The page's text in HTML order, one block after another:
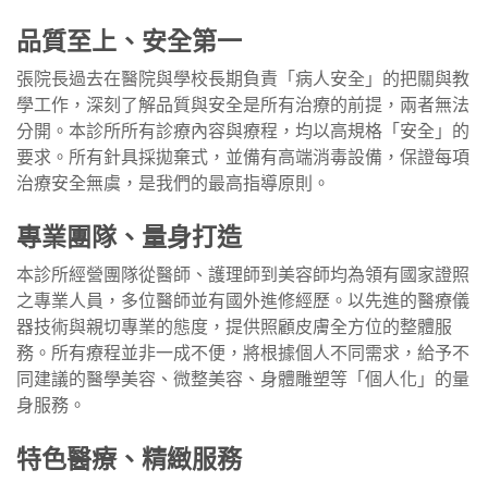
品質至上、安全第一
張院長過去在醫院與學校長期負責「病人安全」的把關與教
學工作，深刻了解品質與安全是所有治療的前提，兩者無法
分開。本診所所有診療內容與療程，均以高規格「安全」的
要求。所有針具採拋棄式，並備有高端消毒設備，保證每項
治療安全無虞，是我們的最高指導原則。
專業團隊、量身打造
本診所經營團隊從醫師、護理師到美容師均為領有國家證照
之專業人員，多位醫師並有國外進修經歷。以先進的醫療儀
器技術與親切專業的態度，提供照顧皮膚全方位的整體服
務。所有療程並非一成不便，將根據個人不同需求，給予不
同建議的醫學美容、微整美容、身體雕塑等「個人化」的量
身服務。
特色醫療、精緻服務